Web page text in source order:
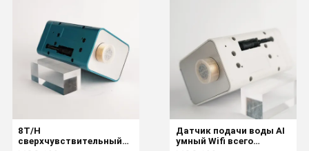
О Нас
Экскурсия
По Заводу
Датчик подачи воды AI
умный Wifi всего
8T/H
сверхчувствительный